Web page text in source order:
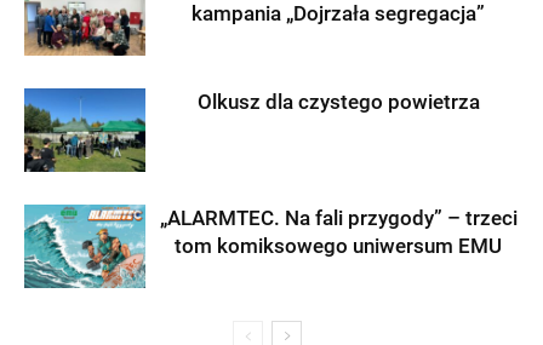
kampania „Dojrzała segregacja”
Olkusz dla czystego powietrza
„ALARMTEC. Na fali przygody” – trzeci
tom komiksowego uniwersum EMU